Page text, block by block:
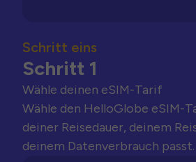
Schritt eins
Schritt 1
Wähle deinen eSIM-Tarif
Wähle den HelloGlobe eSIM-
deiner Reisedauer, deinem
deinem Datenverbrauch passt.